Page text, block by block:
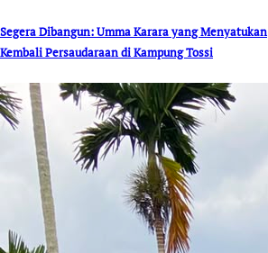
Segera Dibangun: Umma Karara yang Menyatukan
Kembali Persaudaraan di Kampung Tossi